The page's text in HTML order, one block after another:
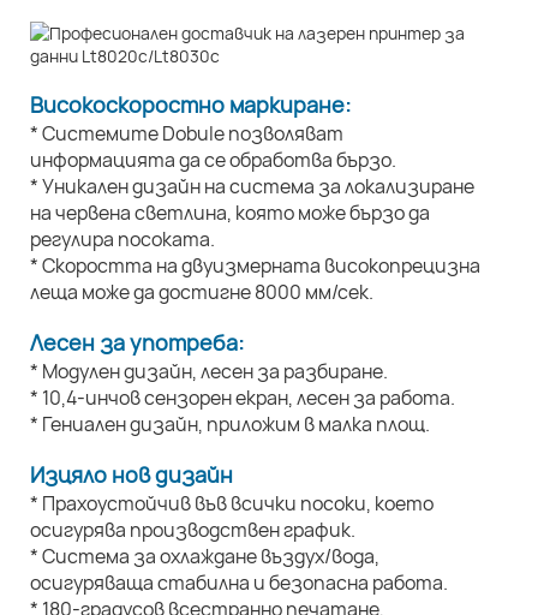
Високоскоростно маркиране:
* Системите Dobule позволяват
информацията да се обработва бързо.
* Уникален дизайн на система за локализиране
на червена светлина, която може бързо да
регулира посоката.
* Скоростта на двуизмерната високопрецизна
леща може да достигне 8000 мм/сек.
Лесен за употреба:
* Модулен дизайн, лесен за разбиране.
* 10,4-инчов сензорен екран, лесен за работа.
* Гениален дизайн, приложим в малка площ.
Изцяло нов дизайн
* Прахоустойчив във всички посоки, което
осигурява производствен график.
* Система за охлаждане въздух/вода,
осигуряваща стабилна и безопасна работа.
* 180-градусов всестранно печатане,